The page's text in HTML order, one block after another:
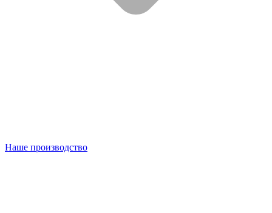
Наше производство